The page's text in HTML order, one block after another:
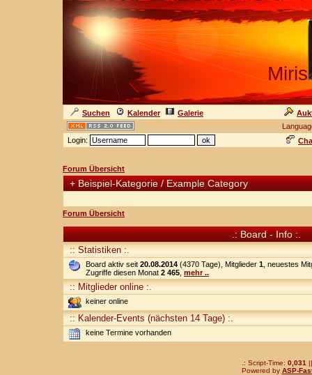
Miris
Suchen Kalender Galerie
Login:
Forum Übersicht
+ Beispiel-Kategorie / Example Category
Forum Übersicht
.: Board - Info :.
:: Statistiken :.
Board aktiv seit 20.08.2014 (4370 Tage), Mitglieder 1 , neuestes
Zugriffe diesen Monat 2 465 mehr ..
:: Mitglieder online :.
keiner online
:: Kalender-Events (nächsten 14 Tage) :.
keine Termine vorhanden
.: Script-Time: 0,031
Powered by ASP-